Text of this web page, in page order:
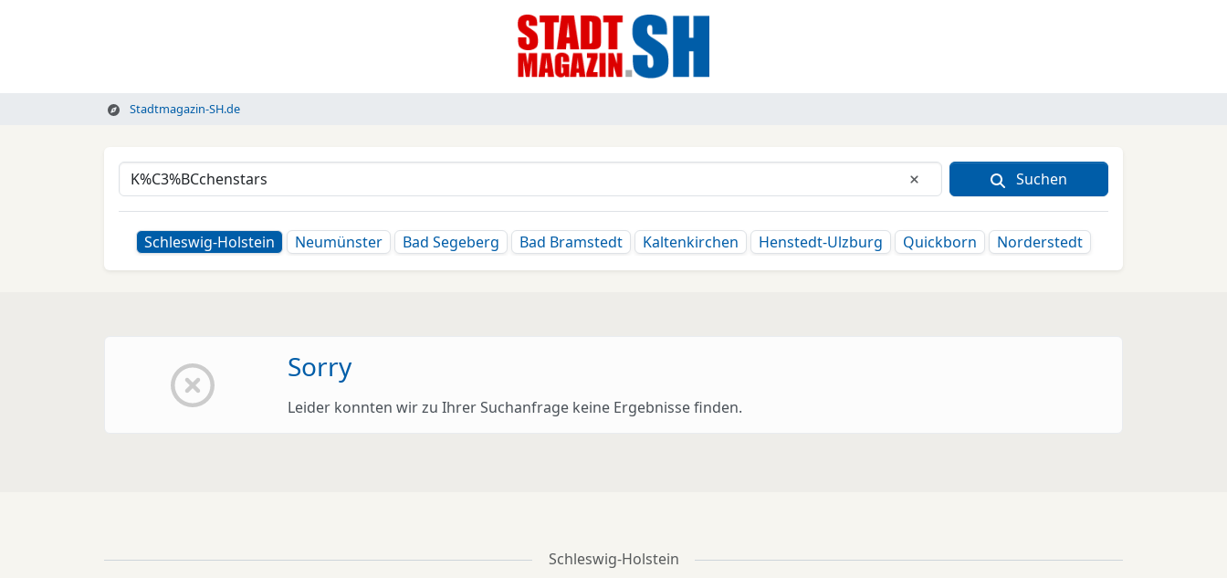
Stadtmagazin-SH.de
Eingabe löschen
Suchen
Schleswig-Holstein Neumünster Bad Segeberg Bad Bramstedt Kaltenkirchen Henstedt-Ulzburg Quickborn Norderstedt
Sorry
Leider konnten wir zu Ihrer Suchanfrage keine Ergebnisse finden.
Schleswig-Holstein